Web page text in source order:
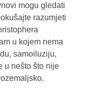
mogu gledati
razumjeti
u kojem nema
samoiluziju,
u nešto što nije